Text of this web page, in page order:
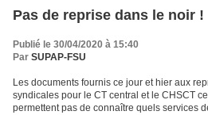
Pas de reprise dans le noir !
Publié le 30/04/2020 à 15:40
Par SUPAP-FSU
Les documents fournis ce jour et hier aux
syndicales pour le CT central et le CHSCT
permettent pas de connaître quels services